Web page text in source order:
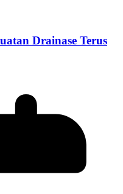
Drainase Terus